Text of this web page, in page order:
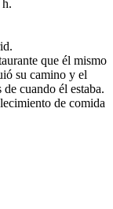
que él mismo
su camino y el
cuando él estaba.
de comida